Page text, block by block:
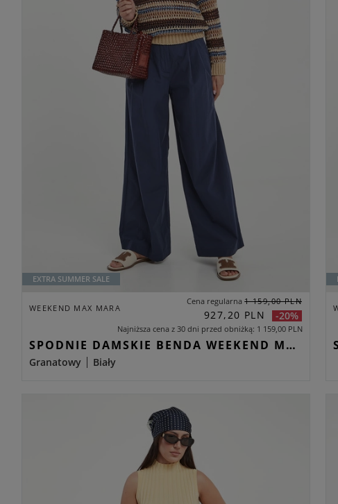
EXTRA SUMMER SALE
WEEKEND MAX MARA
Cena regularna 1 159,00 PLN
927,20 PLN -20%
Najniższa cena z 30 dni przed obniżką 1 159,00 PLN
SPODNIE DAMSKIE BENDA WEEKEND MAX MARA GRANATOWY PALAZZO
Granatowy Biały